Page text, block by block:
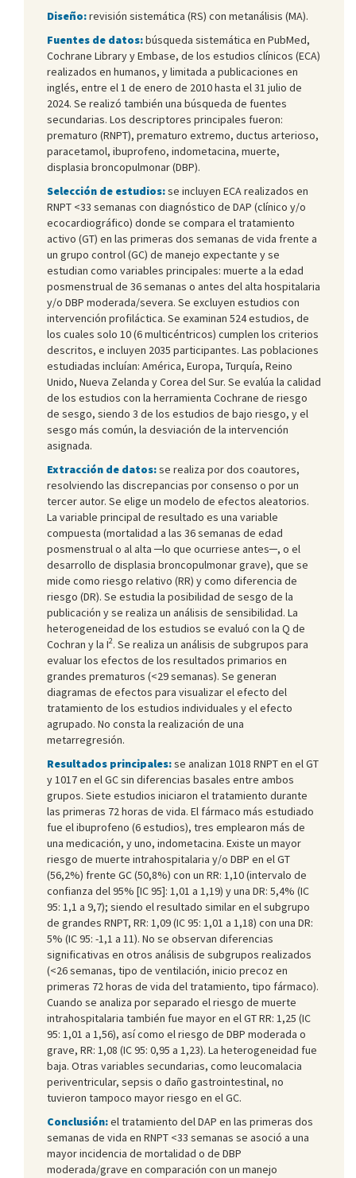
Diseño:revisión sistemática (RS) con metanálisis (MA).
Fuentes de datos:búsqueda sistemática en PubMed,
Cochrane Library y Embase, de los estudios clínicos (ECA)
realizados en humanos, y limitada a publicaciones en
inglés, entre el 1 de enero de 2010 hasta el 31 julio de
2024. Se realizó también una búsqueda de fuentes
secundarias. Los descriptores principales fueron:
prematuro (RNPT), prematuro extremo, ductus arterioso,
paracetamol, ibuprofeno, indometacina, muerte,
displasia broncopulmonar (DBP).
Selección de estudios:se incluyen ECA realizados en
RNPT <33 semanas con diagnóstico de DAP (clínico y/o
ecocardiográfico) donde se compara el tratamiento
activo (GT) en las primeras dos semanas de vida frente a
un grupo control (GC) de manejo expectante y se
estudian como variables principales: muerte a la edad
posmenstrual de 36 semanas o antes del alta hospitalaria
y/o DBP moderada/severa. Se excluyen estudios con
intervención profiláctica. Se examinan 524 estudios, de
los cuales solo 10 (6 multicéntricos) cumplen los criterios
descritos, e incluyen 2035 participantes. Las poblaciones
estudiadas incluían: América, Europa, Turquía, Reino
Unido, Nueva Zelanda y Corea del Sur. Se evalúa la calidad
de los estudios con la herramienta Cochrane de riesgo
de sesgo, siendo 3 de los estudios de bajo riesgo, y el
sesgo más común, la desviación de la intervención
asignada.
Extracción de datos:se realiza por dos coautores,
resolviendo las discrepancias por consenso o por un
tercer autor. Se elige un modelo de efectos aleatorios.
La variable principal de resultado es una variable
compuesta (mortalidad a las 36 semanas de edad
posmenstrual o al alta ─lo que ocurriese antes─, o el
desarrollo de displasia broncopulmonar grave), que se
mide como riesgo relativo (RR) y como diferencia de
riesgo (DR). Se estudia la posibilidad de sesgo de la
publicación y se realiza un análisis de sensibilidad. La
heterogeneidad de los estudios se evaluó con la Q de
Cochran y la I2. Se realiza un análisis de subgrupos para
evaluar los efectos de los resultados primarios en
grandes prematuros (<29 semanas). Se generan
diagramas de efectos para visualizar el efecto del
tratamiento de los estudios individuales y el efecto
agrupado. No consta la realización de una
metarregresión.
Resultados principales:se analizan 1018 RNPT en el GT
y 1017 en el GC sin diferencias basales entre ambos
grupos. Siete estudios iniciaron el tratamiento durante
las primeras 72 horas de vida. El fármaco más estudiado
fue el ibuprofeno (6 estudios), tres emplearon más de
una medicación, y uno, indometacina. Existe un mayor
riesgo de muerte intrahospitalaria y/o DBP en el GT
(56,2%) frente GC (50,8%) con un RR: 1,10 (intervalo de
confianza del 95% [IC 95]: 1,01 a 1,19) y una DR: 5,4% (IC
95: 1,1 a 9,7); siendo el resultado similar en el subgrupo
de grandes RNPT, RR: 1,09 (IC 95: 1,01 a 1,18) con una DR:
5% (IC 95: -1,1 a 11). No se observan diferencias
significativas en otros análisis de subgrupos realizados
(<26 semanas, tipo de ventilación, inicio precoz en
primeras 72 horas de vida del tratamiento, tipo fármaco).
Cuando se analiza por separado el riesgo de muerte
intrahospitalaria también fue mayor en el GT RR: 1,25 (IC
95: 1,01 a 1,56), así como el riesgo de DBP moderada o
grave, RR: 1,08 (IC 95: 0,95 a 1,23). La heterogeneidad fue
baja. Otras variables secundarias, como leucomalacia
periventricular, sepsis o daño gastrointestinal, no
tuvieron tampoco mayor riesgo en el GC.
Conclusión:el tratamiento del DAP en las primeras dos
semanas de vida en RNPT <33 semanas se asoció a una
mayor incidencia de mortalidad o de DBP
moderada/grave en comparación con un manejo